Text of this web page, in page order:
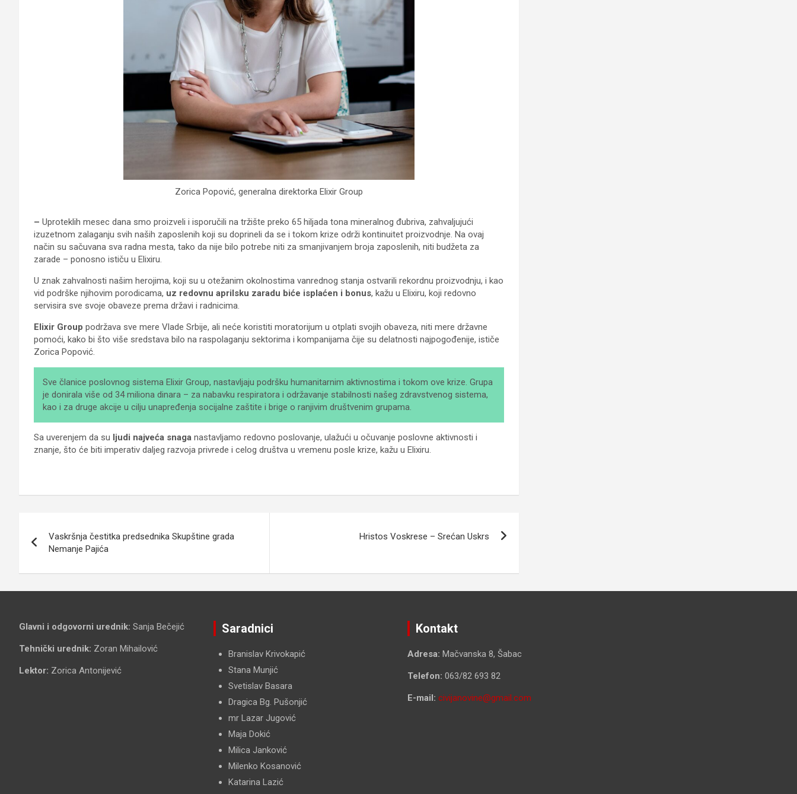
Zorica Popović, generalna direktorka Elixir Group
– Uproteklih mesec dana smo proizveli i isporučili na tržište preko 65 hiljada tona mineralnog đubriva, zahvaljujući
izuzetnom zalaganju svih naših zaposlenih koji su doprineli da se i tokom krize održi kontinuitet proizvodnje. Na ovaj
način su sačuvana sva radna mesta, tako da nije bilo potrebe niti za smanjivanjem broja zaposlenih, niti budžeta za
zarade – ponosno ističu u Elixiru.
U znak zahvalnosti našim herojima, koji su u otežanim okolnostima vanrednog stanja ostvarili rekordnu proizvodnju, i kao
vid podrške njihovim porodicama, uz redovnu aprilsku zaradu biće isplaćen i bonus, kažu u Elixiru, koji redovno
servisira sve svoje obaveze prema državi i radnicima.
Elixir Group podržava sve mere Vlade Srbije, ali neće koristiti moratorijum u otplati svojih obaveza, niti mere državne
pomoći, kako bi što više sredstava bilo na raspolaganju sektorima i kompanijama čije su delatnosti najpogođenije, ističe
Zorica Popović.
Sve članice poslovnog sistema Elixir Group, nastavljaju podršku humanitarnim aktivnostima i tokom ove krize. Grupa
je donirala više od 34 miliona dinara – za nabavku respiratora i održavanje stabilnosti našeg zdravstvenog sistema,
kao i za druge akcije u cilju unapređenja socijalne zaštite i brige o ranjivim društvenim grupama.
Sa uverenjem da su ljudi najveća snaga nastavljamo redovno poslovanje, ulažući u očuvanje poslovne aktivnosti i
znanje, što će biti imperativ daljeg razvoja privrede i celog društva u vremenu posle krize, kažu u Elixiru.
članka
Vaskršnja čestitka predsednika Skupštine grada
Nemanje Pajića
Hristos Voskrese – Srećan Uskrs
Glavni i odgovorni urednik: Sanja Bečejić
Tehnički urednik: Zoran Mihailović
Lektor: Zorica Antonijević
Saradnici
Branislav Krivokapić
Stana Munjić
Svetislav Basara
Dragica Bg. Pušonjić
mr Lazar Jugović
Maja Dokić
Milica Janković
Milenko Kosanović
Katarina Lazić
Kontakt
Adresa: Mačvanska 8, Šabac
Telefon: 063/82 693 82
E-mail: civijanovine@gmail.com